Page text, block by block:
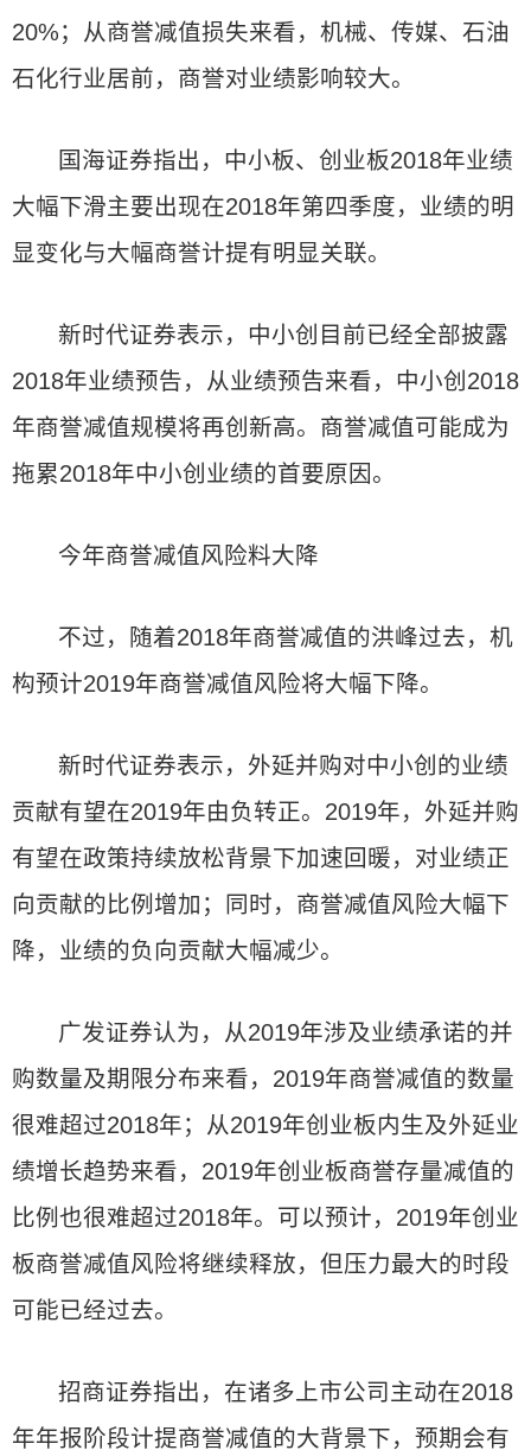
20%；从商誉减值损失来看，机械、传媒、石油
石化行业居前，商誉对业绩影响较大。
国海证券指出，中小板、创业板2018年业绩
大幅下滑主要出现在2018年第四季度，业绩的明
显变化与大幅商誉计提有明显关联。
新时代证券表示，中小创目前已经全部披露
2018年业绩预告，从业绩预告来看，中小创2018
年商誉减值规模将再创新高。商誉减值可能成为
拖累2018年中小创业绩的首要原因。
今年商誉减值风险料大降
不过，随着2018年商誉减值的洪峰过去，机
构预计2019年商誉减值风险将大幅下降。
新时代证券表示，外延并购对中小创的业绩
贡献有望在2019年由负转正。2019年，外延并购
有望在政策持续放松背景下加速回暖，对业绩正
向贡献的比例增加；同时，商誉减值风险大幅下
降，业绩的负向贡献大幅减少。
广发证券认为，从2019年涉及业绩承诺的并
购数量及期限分布来看，2019年商誉减值的数量
很难超过2018年；从2019年创业板内生及外延业
绩增长趋势来看，2019年创业板商誉存量减值的
比例也很难超过2018年。可以预计，2019年创业
板商誉减值风险将继续释放，但压力最大的时段
可能已经过去。
招商证券指出，在诸多上市公司主动在2018
年年报阶段计提商誉减值的大背景下，预期会有